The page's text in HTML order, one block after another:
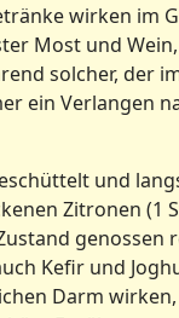
wirken im
Most und
solcher, der
ein Verlangen
und
Zitronen (1
genossen
Kefir und
Darm